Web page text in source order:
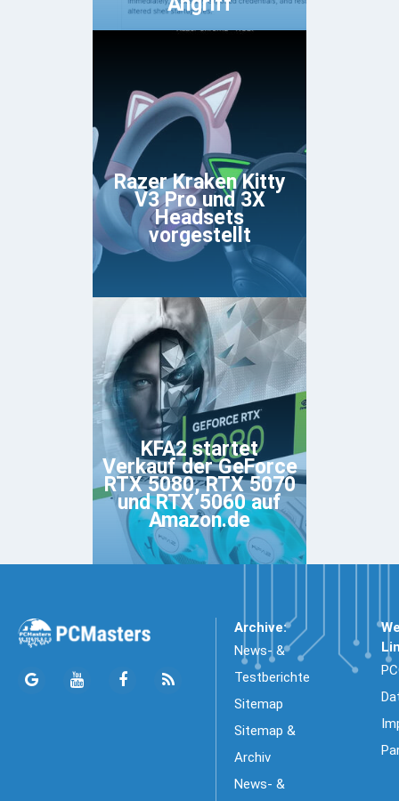
Razer Kraken Kitty
V3 Pro und 3X
Headsets
vorgestellt
KFA2 startet
Verkauf der GeForce
RTX 5080, RTX 5070
und RTX 5060 auf
Amazon.de
Archive:
News- &
Testberichte
Sitemap
Sitemap &
Archiv
News- &